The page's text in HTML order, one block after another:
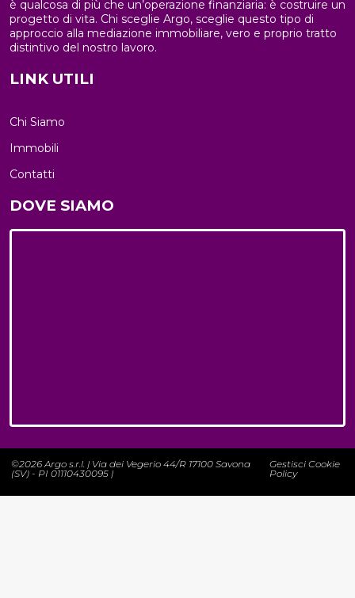
violazione di legge. Per l'integrazione occorre vantare un
interesse. L'opposizione può essere sempre esercitata nei
riguardi del materiale commerciale pubblicitario, della
vendita diretta o delle ricerche di mercato; negli altri casi,
l'opposizione presuppone un motivo legittimo.
è qualcosa di più che un’operazione finanziaria: è costruire un
progetto di vita. Chi sceglie Argo, sceglie questo tipo di
approccio alla mediazione immobiliare, vero e proprio tratto
distintivo del nostro lavoro.
LINK UTILI
Chi Siamo
Immobili
Contatti
DOVE SIAMO
©2026 Argo s.r.l. | Via dei Vegerio 44/R 17100 Savona
(SV) - PI 01110430095 |
Gestisci Cookie
Policy